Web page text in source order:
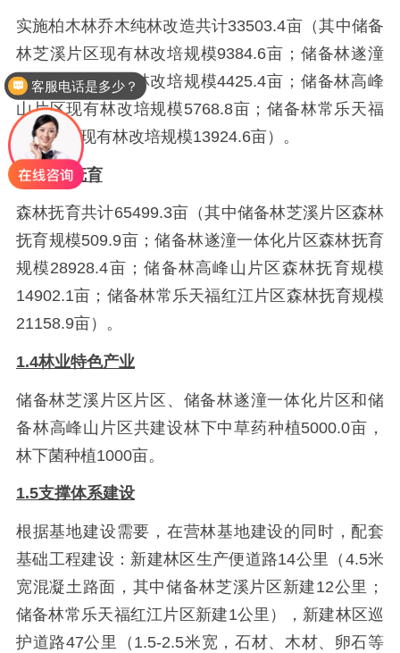
实施柏木林乔木纯林改造共计33503.4亩（其中储备
林芝溪片区现有林改培规模9384.6亩；储备林遂潼
一体化片区现有林改培规模4425.4亩；储备林高峰
山片区现有林改培规模5768.8亩；储备林常乐天福
红江片区现有林改培规模13924.6亩）。
1.3森林抚育
森林抚育共计65499.3亩（其中储备林芝溪片区森林
抚育规模509.9亩；储备林遂潼一体化片区森林抚育
规模28928.4亩；储备林高峰山片区森林抚育规模
14902.1亩；储备林常乐天福红江片区森林抚育规模
21158.9亩）。
1.4林业特色产业
储备林芝溪片区片区、储备林遂潼一体化片区和储
备林高峰山片区共建设林下中草药种植5000.0亩，
林下菌种植1000亩。
1.5支撑体系建设
根据基地建设需要，在营林基地建设的同时，配套
基础工程建设：新建林区生产便道路14公里（4.5米
宽混凝土路面，其中储备林芝溪片区新建12公里；
储备林常乐天福红江片区新建1公里），新建林区巡
护道路47公里（1.5-2.5米宽，石材、木材、卵石等
客服电话是多少？